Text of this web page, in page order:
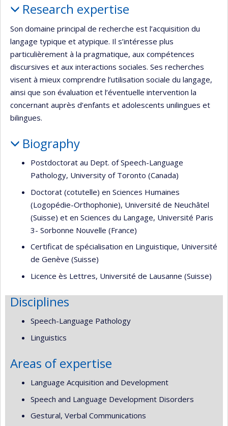
Research expertise
Son domaine principal de recherche est l’acquisition du
langage typique et atypique. Il s’intéresse plus
particulièrement à la pragmatique, aux compétences
discursives et aux interactions sociales. Ses recherches
visent à mieux comprendre l’utilisation sociale du langage,
ainsi que son évaluation et l’éventuelle intervention la
concernant auprès d’enfants et adolescents unilingues et
bilingues.
Biography
Postdoctorat au Dept. of Speech-Language
Pathology, University of Toronto (Canada)
Doctorat (cotutelle) en Sciences Humaines
(Logopédie-Orthophonie), Université de Neuchâtel
(Suisse) et en Sciences du Langage, Université Paris
3- Sorbonne Nouvelle (France)
Certificat de spécialisation en Linguistique, Université
de Genève (Suisse)
Licence ès Lettres, Université de Lausanne (Suisse)
Disciplines
Speech-Language Pathology
Linguistics
Areas of expertise
Language Acquisition and Development
Speech and Language Development Disorders
Gestural, Verbal Communications